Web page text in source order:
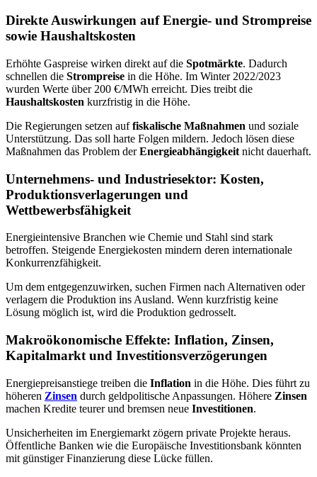
Direkte Auswirkungen auf Energie- und Strompreise
sowie Haushaltskosten
Erhöhte Gaspreise wirken direkt auf die Spotmärkte. Dadurch
schnellen die Strompreise in die Höhe. Im Winter 2022/2023
wurden Werte über 200 €/MWh erreicht. Dies treibt die
Haushaltskosten kurzfristig in die Höhe.
Die Regierungen setzen auffiskalische Maßnahmen und soziale
Unterstützung. Das soll harte Folgen mildern. Jedoch lösen diese
Maßnahmen das Problem derEnergieabhängigkeit nicht dauerhaft.
Unternehmens- und Industriesektor: Kosten,
Produktionsverlagerungen und
Wettbewerbsfähigkeit
Energieintensive Branchen wie Chemie und Stahl sind stark
betroffen. Steigende Energiekosten mindern deren internationale
Konkurrenzfähigkeit.
Um dem entgegenzuwirken, suchen Firmen nach Alternativen oder
verlagern die Produktion ins Ausland. Wenn kurzfristig keine
Lösung möglich ist, wird die Produktion gedrosselt.
Makroökonomische Effekte: Inflation, Zinsen,
Kapitalmarkt und Investitionsverzögerungen
Energiepreisanstiege treiben die Inflation in die Höhe. Dies führt zu
höheren Zinsen durch geldpolitische Anpassungen. Höhere Zinsen
machen Kredite teurer und bremsen neue Investitionen.
Unsicherheiten im Energiemarkt zögern private Projekte heraus.
Öffentliche Banken wie die Europäische Investitionsbank könnten
mit günstiger Finanzierung diese Lücke füllen.